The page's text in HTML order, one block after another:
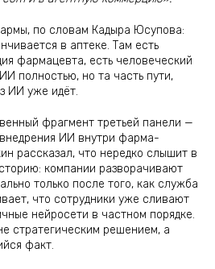
по словам Кадыра Юсупова:
в аптеке. Там есть
фармацевта, есть человеческий
полностью, но та часть пути,
ИИ уже идёт.
фрагмент третьей панели —
ИИ внутри фарма-
рассказал, что нередко слышит в
компании разворачивают
только после того, как служба
что сотрудники уже сливают
нейросети в частном порядке.
стратегическим решением, а
факт.